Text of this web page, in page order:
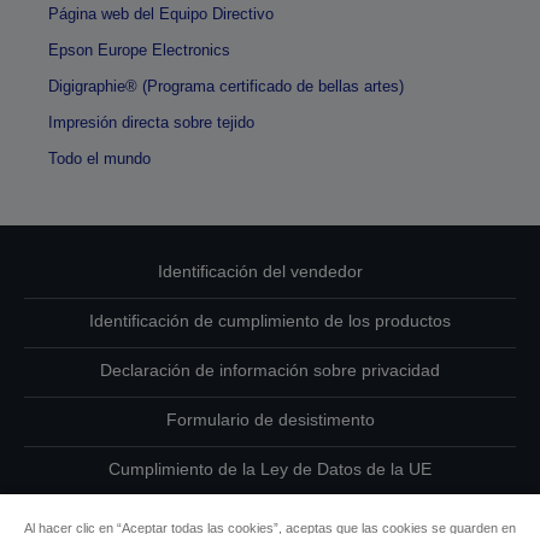
Página web del Equipo Directivo
Epson Europe Electronics
Digigraphie® (Programa certificado de bellas artes)
Impresión directa sobre tejido
Todo el mundo
Identificación del vendedor
Identificación de cumplimiento de los productos
Declaración de información sobre privacidad
Formulario de desistimento
Cumplimiento de la Ley de Datos de la UE
Al hacer clic en “Aceptar todas las cookies”, aceptas que las cookies se guarden en